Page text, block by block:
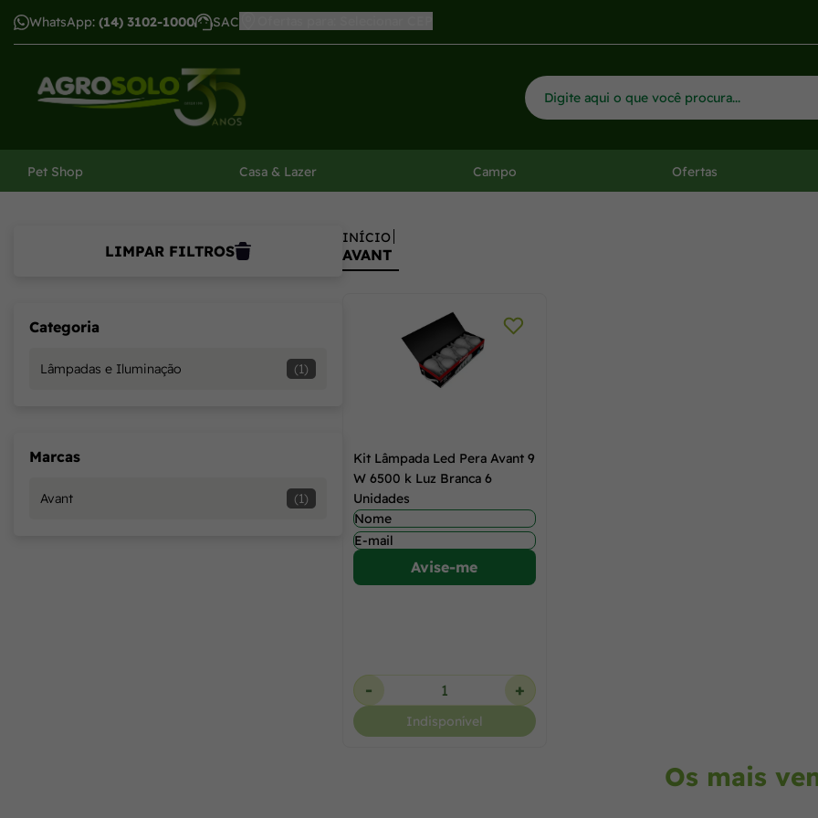
WhatsApp: (14) 3102-1000 SAC
Pet Shop Casa & Lazer Campo Ofertas
menu
LIMPAR FILTROS
Categoria
Lâmpadas e Iluminação (1)
Marcas
Avant (1)
INÍCIO
AVANT
Kit Lâmpada Led Pera Avant 9
W 6500 k Luz Branca 6
Unidades
Avise-me
- +
Indisponível
Os mais